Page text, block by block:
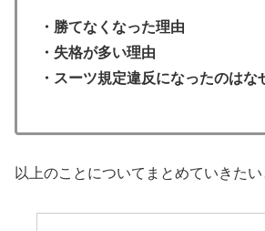
・勝てなくなった理由
・失格が多い理由
・スーツ規定違反になったのはな
以上のことについてまとめていきたい